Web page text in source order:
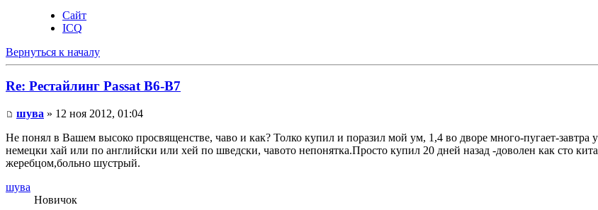
Сайт
ICQ
Вернуться к началу
Re: Рестайлинг Passat B6-B7
шува » 12 ноя 2012, 01:04
Не понял в Вашем высоко просвященстве, чаво и как? Толко купил и поразил мой ум, 1,4 во дворе много-пугает-завтра
немецки хай или по английски или хей по шведски, чавото непонятка.Просто купил 20 дней назад -доволен как сто
жеребцом,больно шустрый.
шува
Новичок